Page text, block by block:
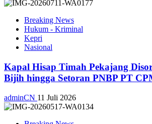
Breaking News
Hukum - Kriminal
Kepri
Nasional
Kapal Hisap Timah Pekajang
Bijih hingga Setoran PNBP PT
adminCN 11 Juli 2026